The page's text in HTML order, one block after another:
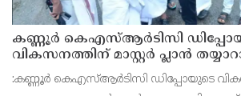
കണ്ണൂർ കെഎസ്ആർടിസി
വികസനത്തിന് മാസ്റ്റർ പ്ലാൻ
സമർപ്പിക്കും : ടി ഒ മോഹനൻ
:കണ്ണൂർ കെഎസ്ആർടിസി ഡിപ്പോയുടെ